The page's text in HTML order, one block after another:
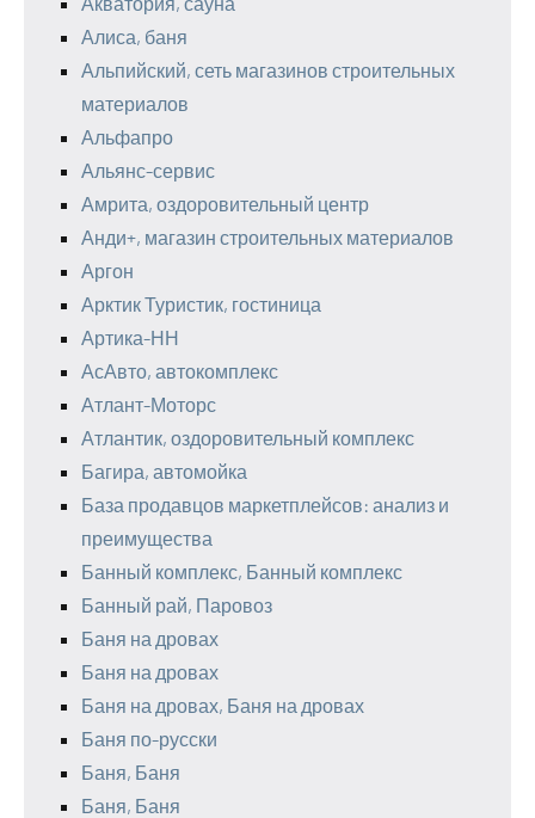
Алиса, баня
Альпийский, сеть магазинов строительных
материалов
Альфапро
Альянс-сервис
Амрита, оздоровительный центр
Анди+, магазин строительных материалов
Аргон
Арктик Туристик, гостиница
Артика-НН
АсАвто, автокомплекс
Атлант-Моторс
Атлантик, оздоровительный комплекс
Багира, автомойка
База продавцов маркетплейсов: анализ и
преимущества
Банный комплекс, Банный комплекс
Банный рай, Паровоз
Баня на дровах
Баня на дровах
Баня на дровах, Баня на дровах
Баня по-русски
Баня, Баня
Баня, Баня